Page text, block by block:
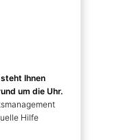
Ihnen
um die Uhr.
Hilfe